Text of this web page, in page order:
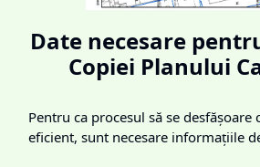
Date necesare
Copiei Planului
Pentru ca procesul să se desfășoare
eficient, sunt necesare informațiile